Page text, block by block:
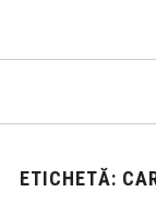
ETICHETĂ: